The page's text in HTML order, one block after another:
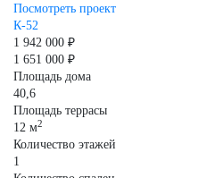
Посмотреть проект
К-52
1 942 000 ₽
1 651 000 ₽
Площадь дома
40,6
Площадь террасы
12 м2
Количество этажей
1